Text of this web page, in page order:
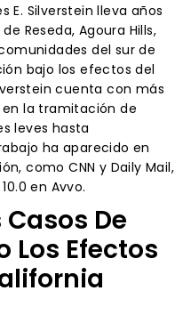
E. Silverstein lleva años
Reseda, Agoura Hills,
del sur de
bajo los efectos del
cuenta con más
la tramitación de
leves hasta
ha aparecido en
como CNN y Daily Mail,
en Avvo.
Casos De
Los Efectos